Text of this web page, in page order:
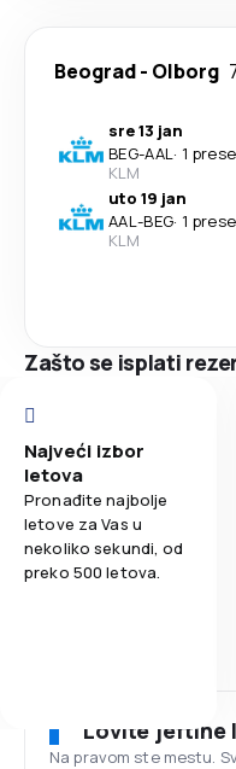
Beograd- Olborg
sre 13 jan
BEG-AAL· 1
KLM
uto 19 jan
AAL-BEG· 1
KLM
Zašto se isplati
Najveći izbor
letova
Pronađite najbolje
letove za Vas u
nekoliko sekundi, od
preko 500 letova.
Lovite jeftine
Na pravom ste mestu.